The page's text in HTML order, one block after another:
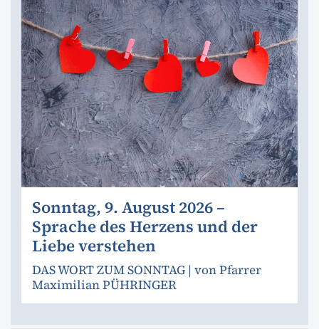
Sonntag, 9. August 2026 –
Sprache des Herzens und der
Liebe verstehen
DAS WORT ZUM SONNTAG | von Pfarrer
Maximilian PÜHRINGER